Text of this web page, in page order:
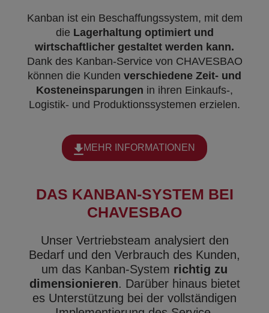
Kanban ist ein Beschaffungssystem, mit dem
die Lagerhaltung optimiert und
wirtschaftlicher gestaltet werden kann.
Dank des Kanban-Service von CHAVESBAO
können die Kunden verschiedene Zeit- und
Kosteneinsparungen in ihren Einkaufs-,
Logistik- und Produktionssystemen erzielen.
MEHR INFORMATIONEN
DAS KANBAN-SYSTEM BEI
CHAVESBAO
Unser Vertriebsteam analysiert den
Bedarf und den Verbrauch des Kunden,
um das Kanban-System richtig zu
dimensionieren. Darüber hinaus bietet
es Unterstützung bei der vollständigen